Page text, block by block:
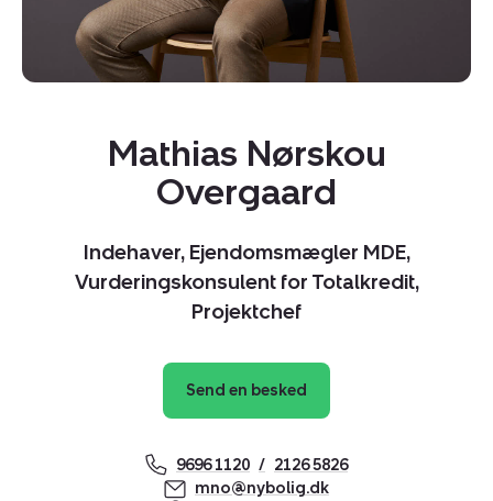
Mathias Nørskou
Overgaard
Indehaver, Ejendomsmægler MDE,
Vurderingskonsulent for Totalkredit,
Projektchef
Send en besked
9696 1120
2126 5826
mno@nybolig.dk
Kopier link